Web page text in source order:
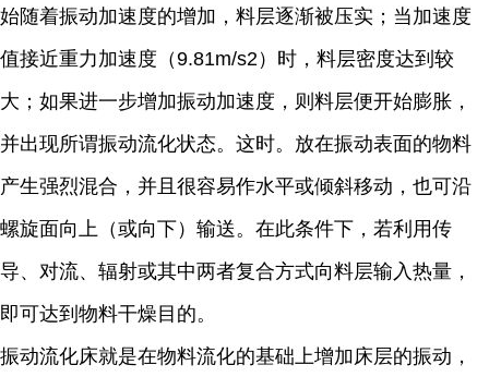
始随着振动加速度的增加，料层逐渐被压实；当加速度
值接近重力加速度（9.81m/s2）时，料层密度达到较
大；如果进一步增加振动加速度，则料层便开始膨胀，
并出现所谓振动流化状态。这时。放在振动表面的物料
产生强烈混合，并且很容易作水平或倾斜移动，也可沿
螺旋面向上（或向下）输送。在此条件下，若利用传
导、对流、辐射或其中两者复合方式向料层输入热量，
即可达到物料干燥目的。
振动流化床就是在物料流化的基础上增加床层的振动，